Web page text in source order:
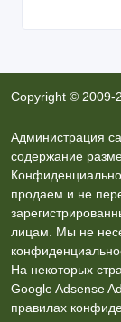
Copyright © 2009-
Администрация
содержание
продаем и не
лицам. Мы не
На некоторых
Google Adsense
правилах